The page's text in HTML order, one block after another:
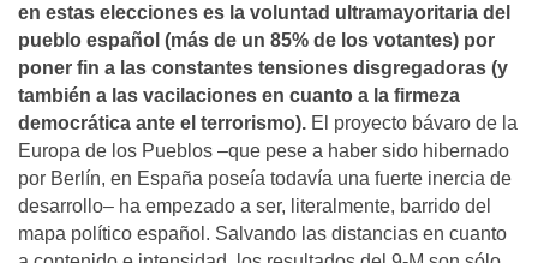
en estas elecciones es la voluntad ultramayoritaria del
pueblo español (más de un 85% de los votantes) por
poner fin a las constantes tensiones disgregadoras (y
también a las vacilaciones en cuanto a la firmeza
democrática ante el terrorismo). El proyecto bávaro de la
Europa de los Pueblos –que pese a haber sido hibernado
por Berlín, en España poseía todavía una fuerte inercia de
desarrollo– ha empezado a ser, literalmente, barrido del
mapa político español. Salvando las distancias en cuanto